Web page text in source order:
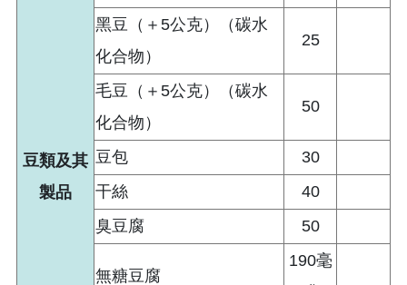
豆類及其
製品
黑豆（＋5公克）（碳水
化合物）
25
毛豆（＋5公克）（碳水
化合物）
50
豆包
30
干絲
40
臭豆腐
50
無糖豆腐
190毫